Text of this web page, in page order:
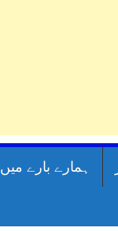
ہمارے بارے میں